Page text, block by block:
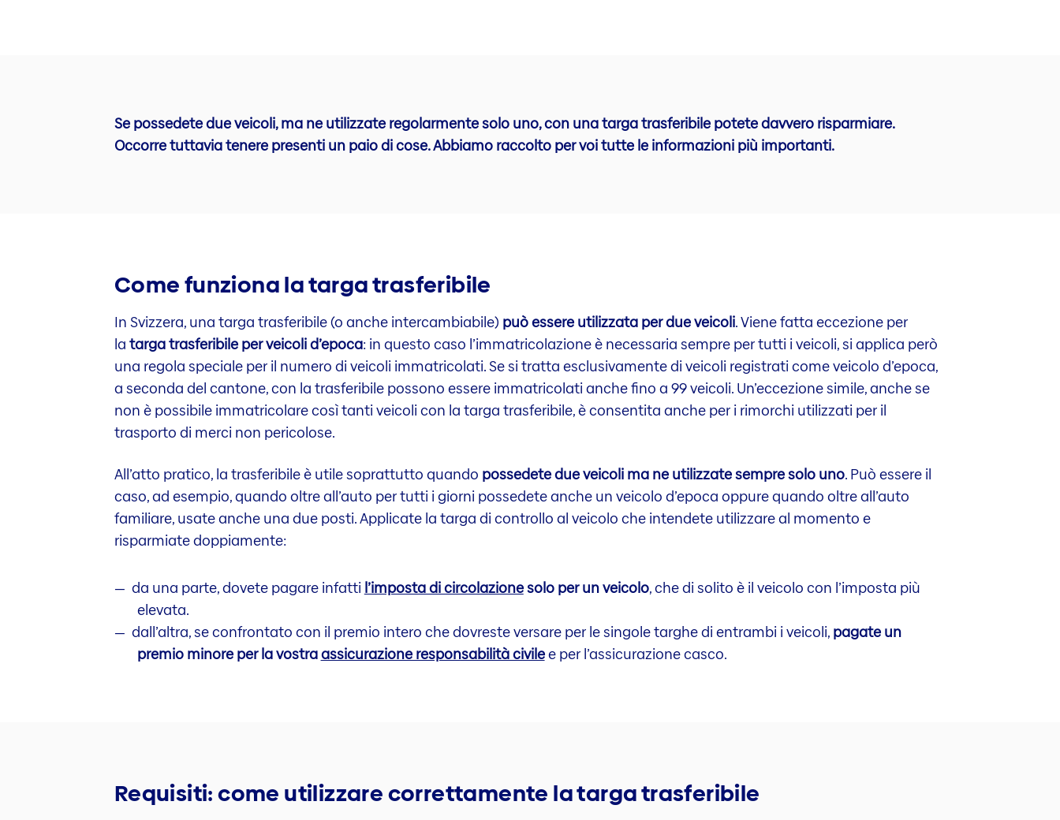
Se possedete due veicoli, ma ne utilizzate regolarmente solo uno, con una targa trasferibile potete davvero risparmiare.
Occorre tuttavia tenere presenti un paio di cose. Abbiamo raccolto per voi tutte le informazioni più importanti.
Come funziona la targa trasferibile
In Svizzera, una targa trasferibile (o anche intercambiabile) può essere utilizzata per due veicoli. Viene fatta eccezione per
la targa trasferibile per veicoli d’epoca: in questo caso l’immatricolazione è necessaria sempre per tutti i veicoli, si applica però
una regola speciale per il numero di veicoli immatricolati. Se si tratta esclusivamente di veicoli registrati come veicolo d’epoca,
a seconda del cantone, con la trasferibile possono essere immatricolati anche fino a 99 veicoli. Un’eccezione simile, anche se
non è possibile immatricolare così tanti veicoli con la targa trasferibile, è consentita anche per i rimorchi utilizzati per il
trasporto di merci non pericolose.
All’atto pratico, la trasferibile è utile soprattutto quando possedete due veicoli ma ne utilizzate sempre solo uno. Può essere il
caso, ad esempio, quando oltre all’auto per tutti i giorni possedete anche un veicolo d’epoca oppure quando oltre all’auto
familiare, usate anche una due posti. Applicate la targa di controllo al veicolo che intendete utilizzare al momento e
risparmiate doppiamente:
da una parte, dovete pagare infatti l’imposta di circolazionesolo per un veicolo, che di solito è il veicolo con l’imposta più
elevata.
dall’altra, se confrontato con il premio intero che dovreste versare per le singole targhe di entrambi i veicoli, pagate un
premio minore per la vostraassicurazione responsabilità civilee per l’assicurazione casco.
Requisiti: come utilizzare correttamente la targa trasferibile